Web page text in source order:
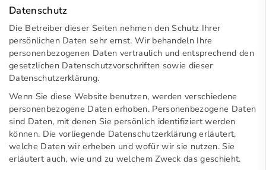
Datenschutz
Die Betreiber dieser Seiten nehmen den Schutz Ihrer
persönlichen Daten sehr ernst. Wir behandeln Ihre
personenbezogenen Daten vertraulich und entsprechend den
gesetzlichen Datenschutzvorschriften sowie dieser
Datenschutzerklärung.
Wenn Sie diese Website benutzen, werden verschiedene
personenbezogene Daten erhoben. Personenbezogene Daten
sind Daten, mit denen Sie persönlich identifiziert werden
können. Die vorliegende Datenschutzerklärung erläutert,
welche Daten wir erheben und wofür wir sie nutzen. Sie
erläutert auch, wie und zu welchem Zweck das geschieht.